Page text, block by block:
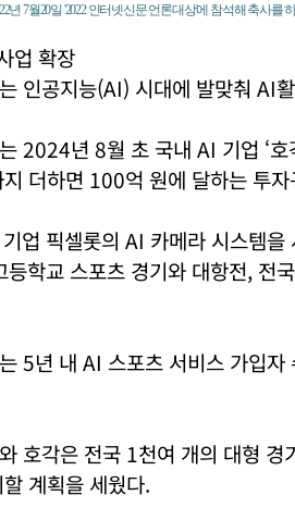
년 7월20일 '2022 인터넷신문 언론대상'에 참석해 축사를
업 확장
인공지능(AI) 시대에 발맞춰 AI
2024년 8월 초 국내 AI 기업 ‘
더하면 100억 원에 달하는 투자
업 픽셀롯의 AI 카메라 시스템
등학교 스포츠 경기와 대항전, 전
5년 내 AI 스포츠 서비스 가입
호각은 전국 1천여 개의 대형
계획을 세웠다.